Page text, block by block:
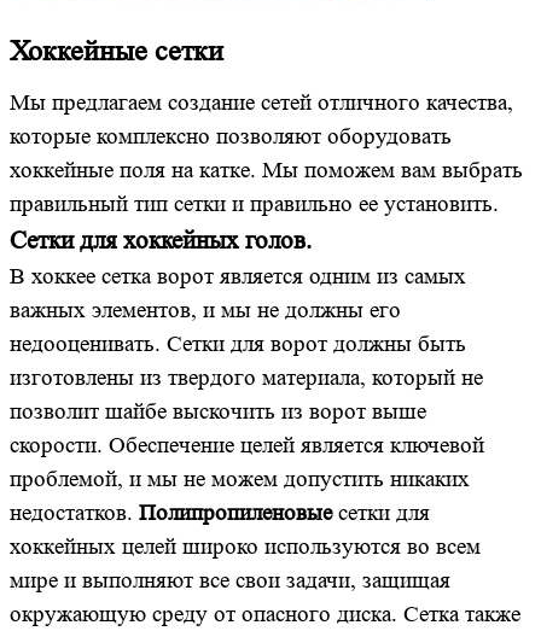
Хоккейные сетки
Мы предлагаем создание сетей отличного качества,
которые комплексно позволяют оборудовать
хоккейные поля на катке. Мы поможем вам выбрать
правильный тип сетки и правильно ее установить.
Сетки для хоккейных голов.
В хоккее сетка ворот является одним из самых
важных элементов, и мы не должны его
недооценивать. Сетки для ворот должны быть
изготовлены из твердого материала, который не
позволит шайбе выскочить из ворот выше
скорости. Обеспечение целей является ключевой
проблемой, и мы не можем допустить никаких
недостатков. Полипропиленовыесетки для
хоккейных целей широко используются во всем
мире и выполняют все свои задачи, защищая
окружающую среду от опасного диска. Сетка также